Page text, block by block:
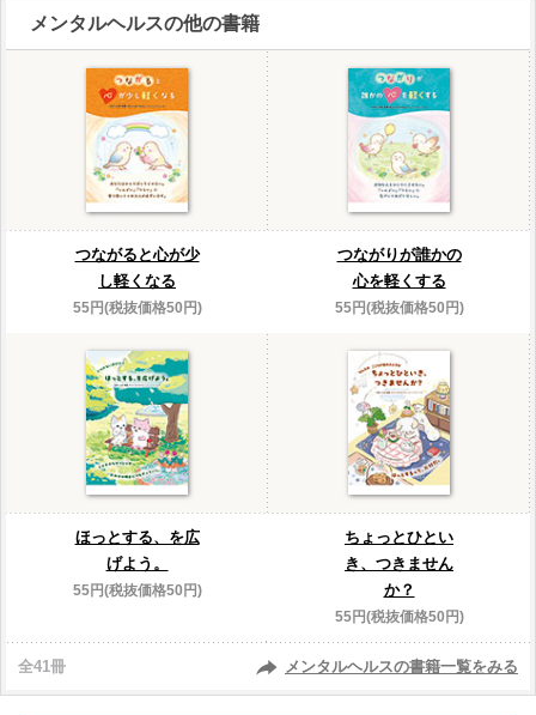
メンタルヘルスの他の書籍
つながると心が少
し軽くなる
55円(税抜価格50円)
つながりが誰かの
心を軽くする
55円(税抜価格50円)
ほっとする、を広
げよう。
55円(税抜価格50円)
ちょっとひとい
き、つきません
か？
55円(税抜価格50円)
全41冊 メンタルヘルスの書籍一覧をみる